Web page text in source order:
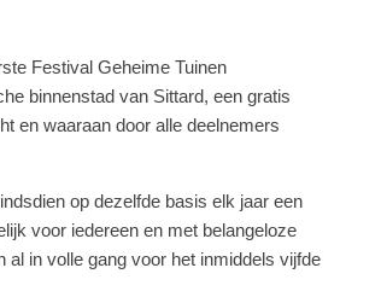
Festival Geheime Tuinen
binnenstad van Sittard, een gratis
en waaraan door alle deelnemers
op dezelfde basis elk jaar een
voor iedereen en met belangeloze
in volle gang voor het inmiddels vijfde